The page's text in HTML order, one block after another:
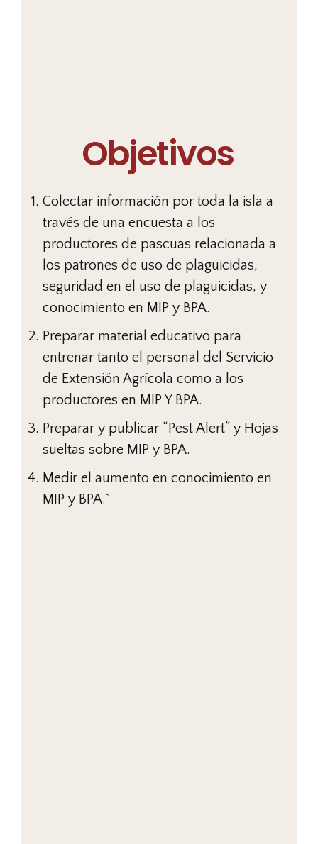
Objetivos
Colectar información por toda la isla a
través de una encuesta a los
productores de pascuas relacionada a
los patrones de uso de plaguicidas,
seguridad en el uso de plaguicidas, y
conocimiento en MIP y BPA.
Preparar material educativo para
entrenar tanto el personal del Servicio
de Extensión Agrícola como a los
productores en MIP Y BPA.
Preparar y publicar “Pest Alert” y Hojas
sueltas sobre MIP y BPA.
Medir el aumento en conocimiento en
MIP y BPA.`